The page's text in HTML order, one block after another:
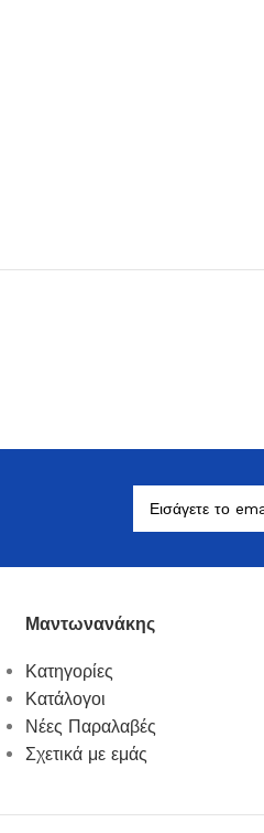
Μαντωνανάκης
Κατηγορίες
Κατάλογοι
Νέες Παραλαβές
Σχετικά με εμάς